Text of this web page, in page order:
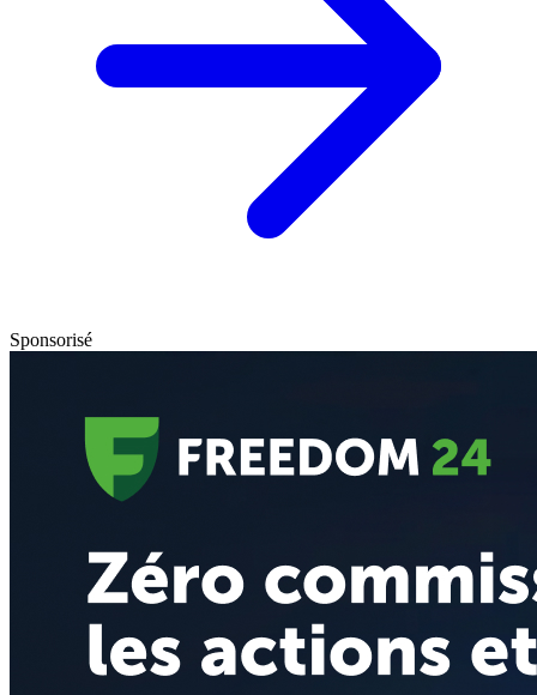
Sponsorisé